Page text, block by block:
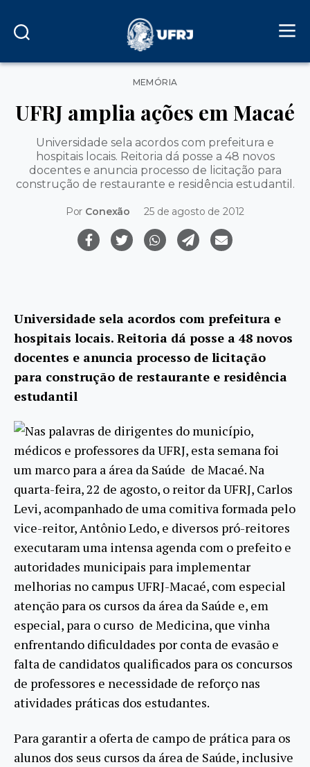
Categorias
MEMÓRIA
UFRJ amplia ações em Macaé
Universidade sela acordos com prefeitura e
hospitais locais. Reitoria dá posse a 48 novos
docentes e anuncia processo de licitação para
construção de restaurante e residência estudantil.
Por Conexão 25 de agosto de 2012
Universidade sela acordos com prefeitura e
hospitais locais. Reitoria dá posse a 48 novos
docentes e anuncia processo de licitação
para construção de restaurante e residência
estudantil
Nas palavras de dirigentes do município,
médicos e professores da UFRJ, esta semana foi
um marco para a área da Saúde de Macaé. Na
quarta-feira, 22 de agosto, o reitor da UFRJ, Carlos
Levi, acompanhado de uma comitiva formada pelo
vice-reitor, Antônio Ledo, e diversos pró-reitores
executaram uma intensa agenda com o prefeito e
autoridades municipais para implementar
melhorias no campus UFRJ-Macaé, com especial
atenção para os cursos da área da Saúde e, em
especial, para o curso de Medicina, que vinha
enfrentando dificuldades por conta de evasão e
falta de candidatos qualificados para os concursos
de professores e necessidade de reforço nas
atividades práticas dos estudantes.
Para garantir a oferta de campo de prática para os
alunos dos seus cursos da área de Saúde, inclusive